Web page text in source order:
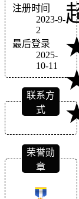
注册时间
2023-9-
2
最后登录
2025-
10-11
联系方
式
荣誉勋
章